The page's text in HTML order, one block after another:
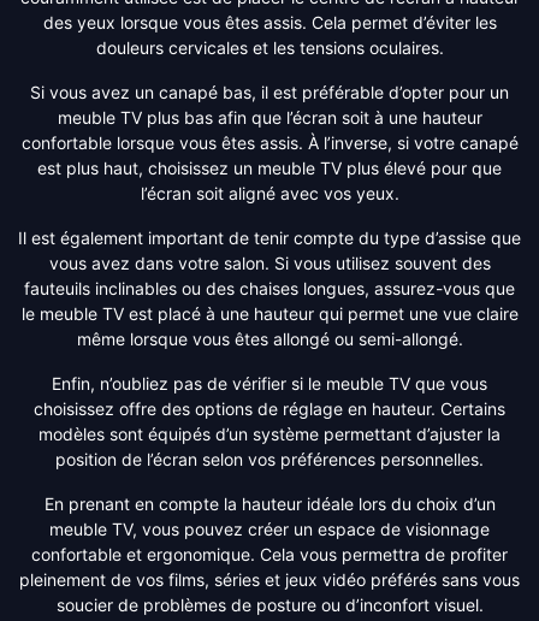
des yeux lorsque vous êtes assis. Cela permet d’éviter les
douleurs cervicales et les tensions oculaires.
Si vous avez un canapé bas, il est préférable d’opter pour un
meuble TV plus bas afin que l’écran soit à une hauteur
confortable lorsque vous êtes assis. À l’inverse, si votre canapé
est plus haut, choisissez un meuble TV plus élevé pour que
l’écran soit aligné avec vos yeux.
Il est également important de tenir compte du type d’assise que
vous avez dans votre salon. Si vous utilisez souvent des
fauteuils inclinables ou des chaises longues, assurez-vous que
le meuble TV est placé à une hauteur qui permet une vue claire
même lorsque vous êtes allongé ou semi-allongé.
Enfin, n’oubliez pas de vérifier si le meuble TV que vous
choisissez offre des options de réglage en hauteur. Certains
modèles sont équipés d’un système permettant d’ajuster la
position de l’écran selon vos préférences personnelles.
En prenant en compte la hauteur idéale lors du choix d’un
meuble TV, vous pouvez créer un espace de visionnage
confortable et ergonomique. Cela vous permettra de profiter
pleinement de vos films, séries et jeux vidéo préférés sans vous
soucier de problèmes de posture ou d’inconfort visuel.